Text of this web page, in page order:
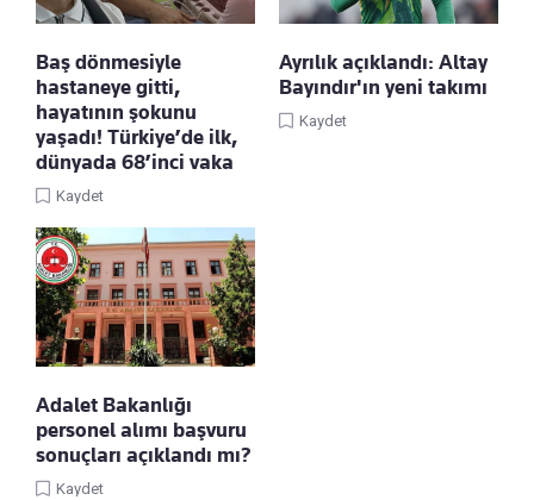
Baş dönmesiyle
hastaneye gitti,
hayatının şokunu
yaşadı! Türkiye’de ilk,
dünyada 68’inci vaka
Kaydet
Ayrılık açıklandı: Altay
Bayındır'ın yeni takımı
Kaydet
Adalet Bakanlığı
personel alımı başvuru
sonuçları açıklandı mı?
Kaydet